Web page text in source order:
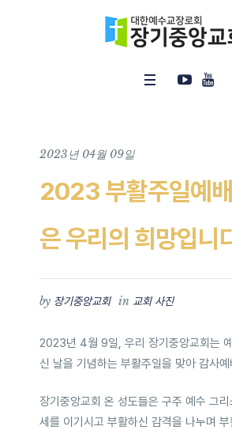
2023년 04월 09일
2023
은 우리의 희망입니
by 장기중앙교회 in 교회 사진
2023년 4월 9일, 우리 장기중앙교회는
신 날을 기념하는 부활주일을 맞아 감사
장기중앙교회 온 성도들은 구주 예수 그
세를 이기시고 부활하신 감격을 나누며